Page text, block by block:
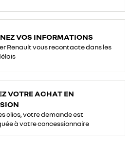
VOS INFORMATIONS
Renault vous recontacte dans les
VOTRE ACHAT EN
clics, votre demande est
à votre concessionnaire